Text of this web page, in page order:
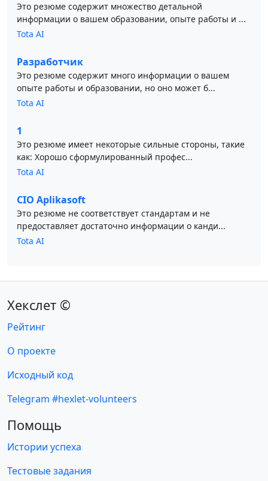
Это резюме содержит множество детальной
информации о вашем образовании, опыте работы и ...
Tota AI
Разработчик
Это резюме содержит много информации о вашем
опыте работы и образовании, но оно может б...
Tota AI
1
Это резюме имеет некоторые сильные стороны, такие
как: Хорошо сформулированный профес...
Tota AI
CIO Aplikasoft
Это резюме не соответствует стандартам и не
предоставляет достаточно информации о канди...
Tota AI
Хекслет ©
Рейтинг
О проекте
Исходный код
Telegram #hexlet-volunteers
Помощь
Истории успеха
Тестовые задания